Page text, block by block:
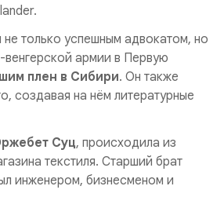
только успешным адвокатом, но
армии в Первую
плен в Сибири. Он также
создавая на нём литературные
Суц, происходила из
текстиля. Старший брат
инженером, бизнесменом и